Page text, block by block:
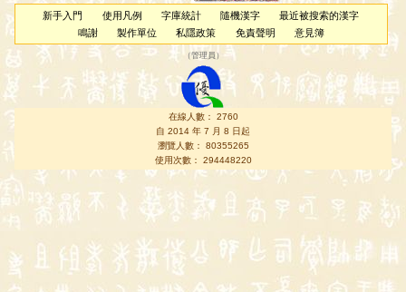
新手入門 使用凡例 字庫統計 隨機漢字
最近被搜索的漢字
鳴謝
製作單位 私隱政策 免責聲明 意見簿
（管理員 ）
在線人數： 2760
自 2014 年 7 月 8 日起
瀏覽人數： 80355265
使用次數： 294448220